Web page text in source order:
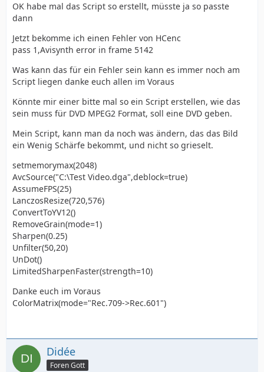
OK habe mal das Script so erstellt, müsste ja so passte
dann
Jetzt bekomme ich einen Fehler von HCenc
pass 1,Avisynth error in frame 5142
Was kann das für ein Fehler sein kann es immer noch am
Script liegen danke euch allen im Voraus
Könnte mir einer bitte mal so ein Script erstellen, wie das
sein muss für DVD MPEG2 Format, soll eine DVD geben.
Mein Script, kann man da noch was ändern, das das Bild
ein Wenig Schärfe bekommt, und nicht so grieselt.
setmemorymax(2048)
AvcSource("C:\Test Video.dga",deblock=true)
AssumeFPS(25)
LanczosResize(720,576)
ConvertToYV12()
RemoveGrain(mode=1)
Sharpen(0.25)
Unfilter(50,20)
UnDot()
LimitedSharpenFaster(strength=10)
Danke euch im Voraus
ColorMatrix(mode="Rec.709->Rec.601")
Didée
Foren Gott